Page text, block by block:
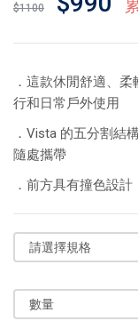
$1100
．這款休閒舒適、
行和日常戶外使用
．Vista 的五分割結
隨處攜帶
．前方具有撞色設